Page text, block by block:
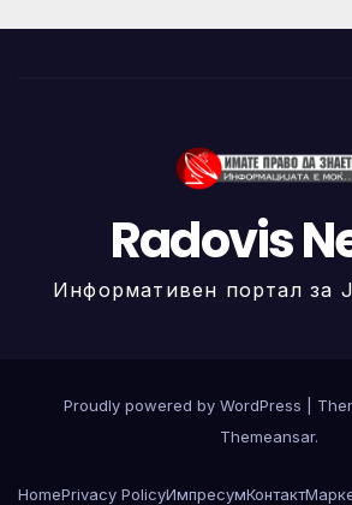
Radovis
Информативен портал за
Proudly powered by WordPress
Themeansar.
HomePrivacy PolicyИмпресумКонтакт